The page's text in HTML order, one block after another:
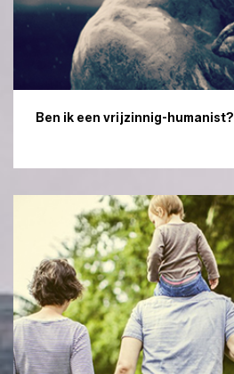
Ben ik een vrijzinnig-humanist?